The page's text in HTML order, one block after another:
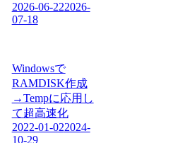
2026-06-222026-
07-18
Windowsで
RAMDISK作成
→Tempに応用し
て超高速化
2022-01-022024-
10-29